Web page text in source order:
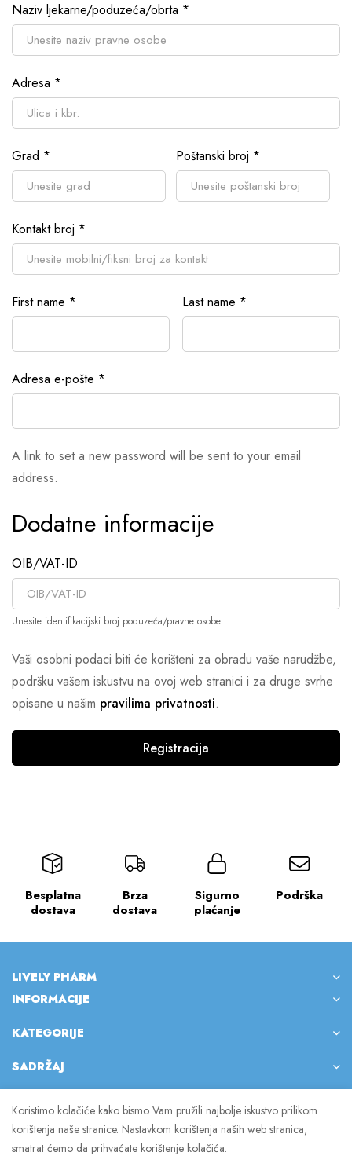
Naziv ljekarne/poduzeća/obrta *
Adresa *
Grad * Poštanski broj *
Kontakt broj *
First name * Last name *
Adresa e-pošte *
A link to set a new password will be sent to your email
address.
Dodatne informacije
OIB/VAT-ID
Unesite identifikacijski broj poduzeća/pravne osobe
Vaši osobni podaci biti će korišteni za obradu vaše narudžbe,
podršku vašem iskustvu na ovoj web stranici i za druge svrhe
opisane u našim pravilima privatnosti.
Registracija
Besplatna
dostava
Brza
dostava
Sigurno
plaćanje
Podrška
LIVELY PHARM
INFORMACIJE
KATEGORIJE
SADRŽAJ
© 2023 Lively Pharm. Sva prava pridržana.
Koristimo kolačiće kako bismo Vam pružili najbolje iskustvo prilikom
korištenja naše stranice. Nastavkom korištenja naših web stranica,
smatrat ćemo da prihvaćate korištenje kolačića.